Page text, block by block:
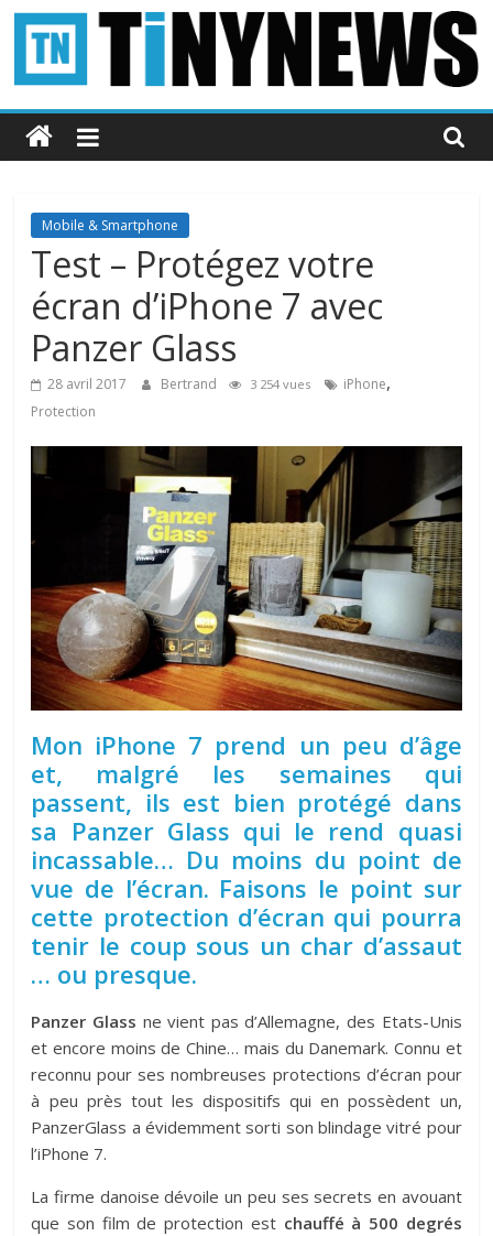
Passer
contenu
Tinynews
Le
belge
connecté
Mobile & Smartphone
Test – Protégez votre
écran d’iPhone 7 avec
Panzer Glass
28 avril 2017 Bertrand 3 254 vues iPhone,
Protection
Mon iPhone 7 prend un peu d’âge
et, malgré les semaines qui
passent, ils est bien protégé dans
sa Panzer Glass qui le rend quasi
incassable… Du moins du point de
vue de l’écran. Faisons le point sur
cette protection d’écran qui pourra
tenir le coup sous un char d’assaut
… ou presque.
Panzer Glass ne vient pas d’Allemagne, des Etats-Unis
et encore moins de Chine… mais du Danemark. Connu et
reconnu pour ses nombreuses protections d’écran pour
à peu près tout les dispositifs qui en possèdent un,
PanzerGlass a évidemment sorti son blindage vitré pour
l’iPhone 7.
La firme danoise dévoile un peu ses secrets en avouant
que son film de protection est chauffé à 500 degrés